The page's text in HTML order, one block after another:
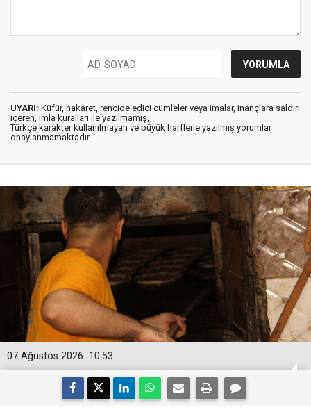
UYARI: Küfür, hakaret, rencide edici cümleler veya imalar, inançlara saldırı
içeren, imla kuralları ile yazılmamış,
Türkçe karakter kullanılmayan ve büyük harflerle yazılmış yorumlar
onaylanmamaktadır.
10:53
07 Ağustos 2026